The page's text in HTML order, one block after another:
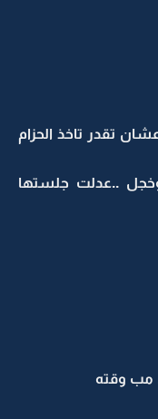
تقدر تاخذ الحزام
..عدلت جلستها
مب وقته